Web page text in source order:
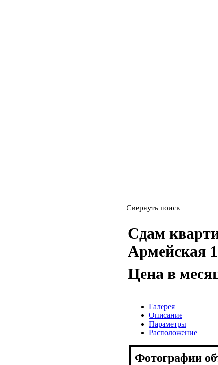
Свернуть поиск
Сдам
Армейская
Цена в
Галерея
Описание
Параметры
Расположение
Фотографии